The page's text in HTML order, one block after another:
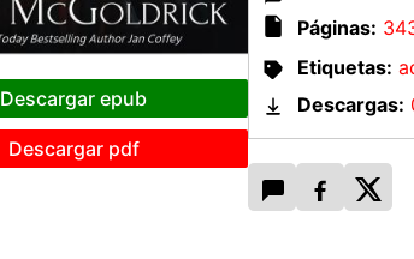
Descargar epub
Descargar pdf
Páginas:
Etiquetas:
Descargas: